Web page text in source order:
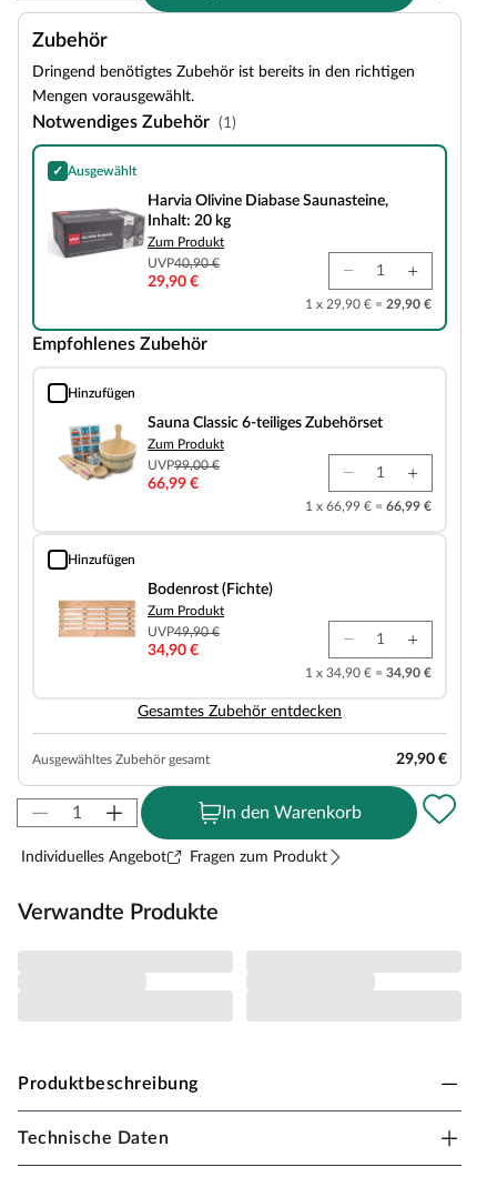
Zubehör
Dringend benötigtes Zubehör ist bereits in den richtigen
Mengen vorausgewählt.
Notwendiges Zubehör (1)
✓ Ausgewählt
Harvia Olivine Diabase Saunasteine, Inhalt: 20 kg
Harvia Olivine Diabase Saunasteine,
Inhalt: 20 kg
Zum Produkt
UVP40,90 €
29,90 €
1 x 29,90 € = 29,90 €
Empfohlenes Zubehör
Hinzufügen
Sauna Classic 6-teiliges Zubehörset
Sauna Classic 6-teiliges Zubehörset
Zum Produkt
UVP99,00 €
66,99 €
1 x 66,99 € = 66,99 €
Hinzufügen
Bodenrost (Fichte)
Bodenrost (Fichte)
Zum Produkt
UVP49,90 €
34,90 €
1 x 34,90 € = 34,90 €
Gesamtes Zubehör entdecken
Ausgewähltes Zubehör gesamt 29,90 €
In den Warenkorb
Individuelles Angebot Fragen zum Produkt
Verwandte Produkte
Produktbeschreibung
Karibu Innensauna Lilja in Systembauweise für 1-2
Personen
Technische Daten